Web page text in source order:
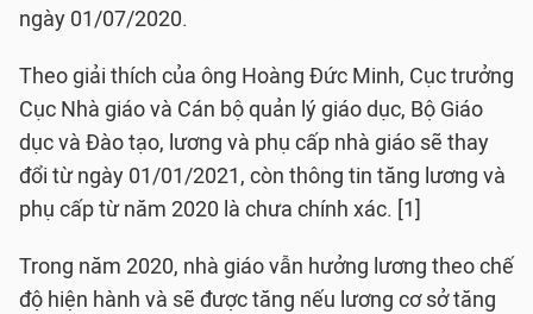
ngày 01/07/2020.
Theo giải thích của ông Hoàng Đức Minh, Cục trưởng
Cục Nhà giáo và Cán bộ quản lý giáo dục, Bộ Giáo
dục và Đào tạo, lương và phụ cấp nhà giáo sẽ thay
đổi từ ngày 01/01/2021, còn thông tin tăng lương và
phụ cấp từ năm 2020 là chưa chính xác. [1]
Trong năm 2020, nhà giáo vẫn hưởng lương theo chế
độ hiện hành và sẽ được tăng nếu lương cơ sở tăng